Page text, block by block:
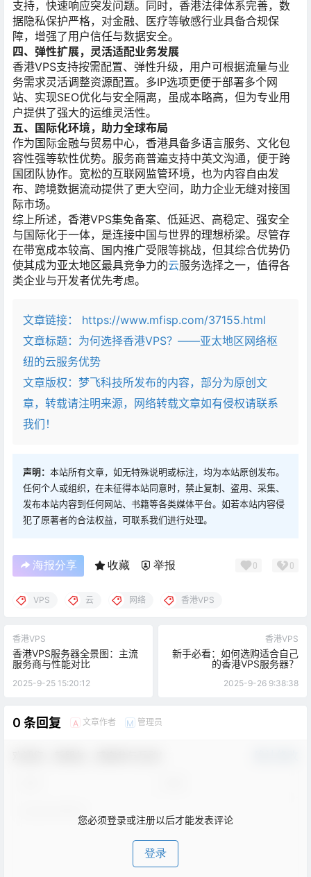
支持，快速响应突发问题。同时，香港法律体系完善，数
据隐私保护严格，对金融、医疗等敏感行业具备合规保
障，增强了用户信任与数据安全。
四、弹性扩展，灵活适配业务发展
香港VPS支持按需配置、弹性升级，用户可根据流量与业
务需求灵活调整资源配置。多IP选项更便于部署多个网
站、实现SEO优化与安全隔离，虽成本略高，但为专业用
户提供了强大的运维灵活性。
五、国际化环境，助力全球布局
作为国际金融与贸易中心，香港具备多语言服务、文化包
容性强等软性优势。服务商普遍支持中英文沟通，便于跨
国团队协作。宽松的互联网监管环境，也为内容自由发
布、跨境数据流动提供了更大空间，助力企业无缝对接国
际市场。
综上所述，香港VPS集免备案、低延迟、高稳定、强安全
与国际化于一体，是连接中国与世界的理想桥梁。尽管存
在带宽成本较高、国内推广受限等挑战，但其综合优势仍
使其成为亚太地区最具竞争力的云服务选择之一，值得各
类企业与开发者优先考虑。
文章链接：
https://www.mfisp.com/37155.html
文章标题： 为何选择香港VPS？——亚太地区网络枢
纽的云服务优势
文章版权：梦飞科技所发布的内容，部分为原创文
章，转载请注明来源，网络转载文章如有侵权请联系
我们！
声明： 本站所有文章，如无特殊说明或标注，均为本站原创发布。
任何个人或组织，在未征得本站同意时，禁止复制、盗用、采集、
发布本站内容到任何网站、书籍等各类媒体平台。如若本站内容侵
犯了原著者的合法权益，可联系我们进行处理。
海报分享 收藏 举报 0 0
VPS 云 网络 香港VPS
香港VPS
香港VPS服务器全景图：主流
服务商与性能对比
2025-9-25 15:20:12
香港VPS
新手必看：如何选购适合自己
的香港VPS服务器？
2025-9-26 9:38:38
0 条回复 A 文章作者 M 管理员
您必须登录或注册以后才能发表评论
登录